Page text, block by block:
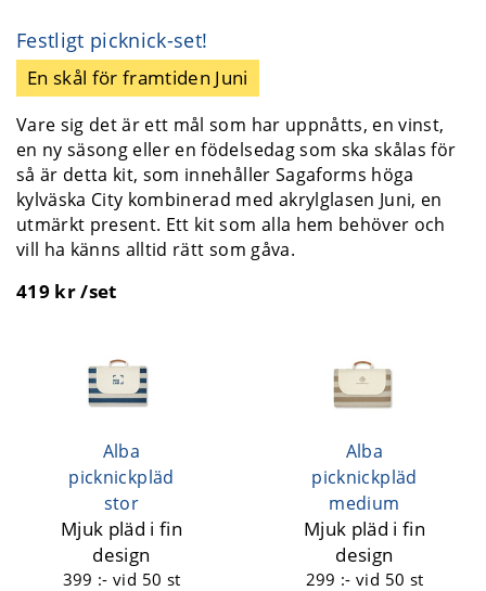
Festligt picknick-set!
En skål för framtiden Juni
Vare sig det är ett mål som har uppnåtts, en vinst,
en ny säsong eller en födelsedag som ska skålas för
så är detta kit, som innehåller Sagaforms höga
kylväska City kombinerad med akrylglasen Juni, en
utmärkt present. Ett kit som alla hem behöver och
vill ha känns alltid rätt som gåva.
419 kr /set
Alba
picknickpläd
stor
Mjuk pläd i fin
design
399 :-vid 50 st
Alba
picknickpläd
medium
Mjuk pläd i fin
design
299 :-vid 50 st